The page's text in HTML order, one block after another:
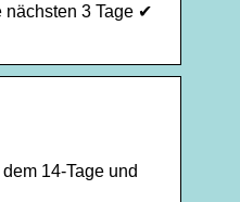
3 Tage ✔
14-Tage und